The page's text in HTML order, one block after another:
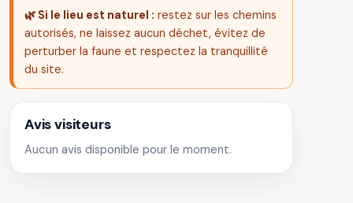
🌿 Si le lieu est naturel : restez sur les chemins
autorisés, ne laissez aucun déchet, évitez de
perturber la faune et respectez la tranquillité
du site.
Avis visiteurs
Aucun avis disponible pour le moment.